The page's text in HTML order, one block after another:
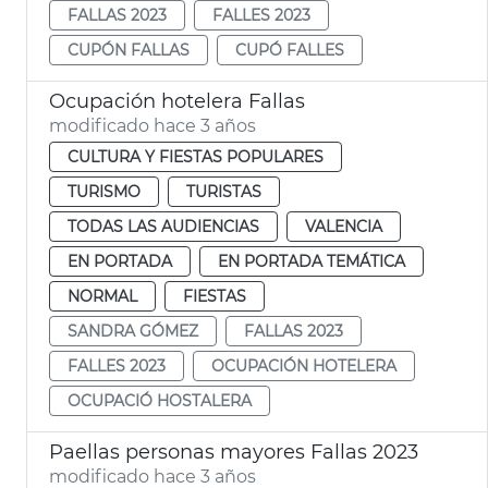
FALLAS 2023
FALLES 2023
CUPÓN FALLAS
CUPÓ FALLES
Ocupación hotelera Fallas
modificado hace 3 años
CULTURA Y FIESTAS POPULARES
TURISMO
TURISTAS
TODAS LAS AUDIENCIAS
VALENCIA
EN PORTADA
EN PORTADA TEMÁTICA
NORMAL
FIESTAS
SANDRA GÓMEZ
FALLAS 2023
FALLES 2023
OCUPACIÓN HOTELERA
OCUPACIÓ HOSTALERA
Paellas personas mayores Fallas 2023
modificado hace 3 años